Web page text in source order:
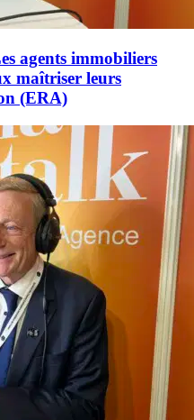
agents immobiliers
maîtriser leurs
(ERA)